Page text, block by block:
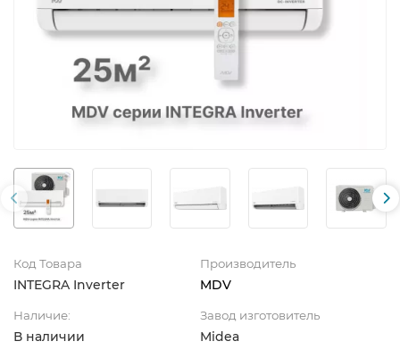
Код Товара
INTEGRA Inverter
Производитель
MDV
Наличие:
В наличии
Завод изготовитель
Midea